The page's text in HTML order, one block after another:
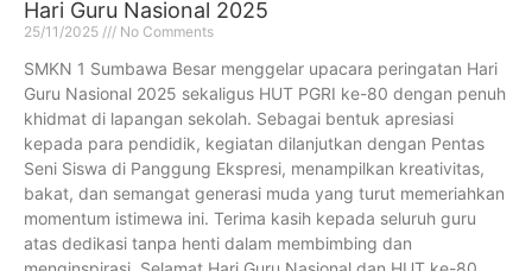
Hari Guru Nasional 2025
25/11/2025 No Comments
SMKN 1 Sumbawa Besar menggelar upacara peringatan Hari
Guru Nasional 2025 sekaligus HUT PGRI ke-80 dengan penuh
khidmat di lapangan sekolah. Sebagai bentuk apresiasi
kepada para pendidik, kegiatan dilanjutkan dengan Pentas
Seni Siswa di Panggung Ekspresi, menampilkan kreativitas,
bakat, dan semangat generasi muda yang turut memeriahkan
momentum istimewa ini. Terima kasih kepada seluruh guru
atas dedikasi tanpa henti dalam membimbing dan